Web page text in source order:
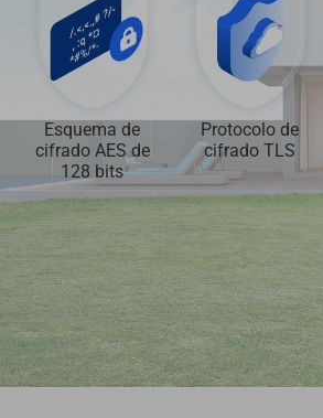
Esquema de
cifrado AES de
128 bits
Protocolo de
cifrado TLS